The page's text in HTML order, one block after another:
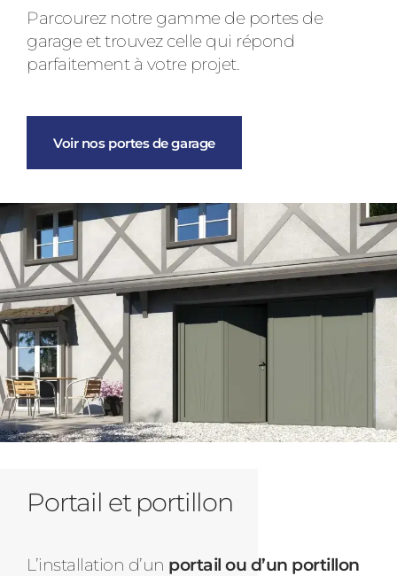
Parcourez notre gamme de portes de
garage et trouvez celle qui répond
parfaitement à votre projet.
Voir nos portes de garage
Portail et portillon
L’installation d’un portail ou d’un portillon